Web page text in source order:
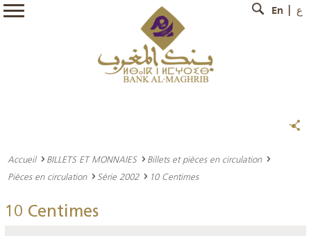
En ع
Accueil BILLETS ET MONNAIES
Billets et pièces en circulation
Pièces en circulation
Série 2002 10 Centimes
10 Centimes